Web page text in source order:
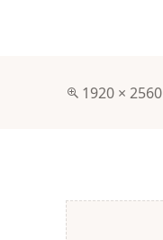
Pełny
1920 × 2560